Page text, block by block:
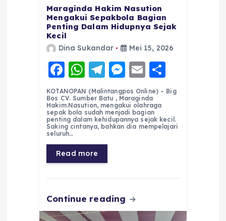
Maraginda Hakim Nasution
Mengakui Sepakbola Bagian
Penting Dalam Hidupnya Sejak
Kecil
Dina Sukandar Mei 15, 2026
F
a
c
e
b
o
o
k
W
h
a
ts
A
p
p
T
el
e
g
r
a
m
M
e
ss
e
n
E
m
ai
l
h
a
re
KOTANOPAN (Malintangpos Online) – Big
Bos CV. Sumber Batu , Maraginda
Hakim.Nasution, mengakui olahraga
sepak bola sudah menjadi bagian
penting dalam kehidupannya sejak kecil.
Saking cintanya, bahkan dia mempelajari
seluruh…
Read more
Continue reading